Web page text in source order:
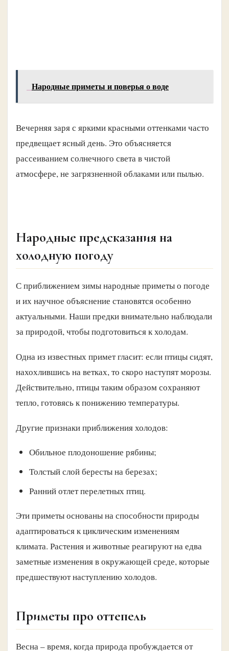
Народные приметы и поверья о воде
Вечерняя заря с яркими красными оттенками часто
предвещает ясный день. Это объясняется
рассеиванием солнечного света в чистой
атмосфере, не загрязненной облаками или пылью.
Народные предсказания на
холодную погоду
С приближением зимы народные приметы о погоде
и их научное объяснение становятся особенно
актуальными. Наши предки внимательно наблюдали
за природой, чтобы подготовиться к холодам.
Одна из известных примет гласит: если птицы сидят,
нахохлившись на ветках, то скоро наступят морозы.
Действительно, птицы таким образом сохраняют
тепло, готовясь к понижению температуры.
Другие признаки приближения холодов:
Обильное плодоношение рябины;
Толстый слой бересты на березах;
Ранний отлет перелетных птиц.
Эти приметы основаны на способности природы
адаптироваться к циклическим изменениям
климата. Растения и животные реагируют на едва
заметные изменения в окружающей среде, которые
предшествуют наступлению холодов.
Приметы про оттепель
Весна – время, когда природа пробуждается от